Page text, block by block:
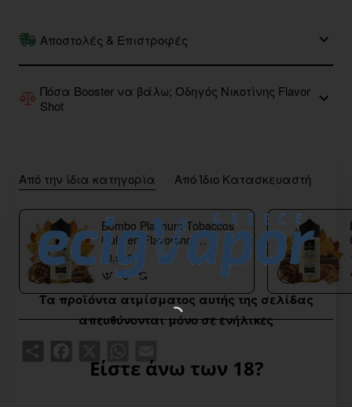
Τα προϊόντα ατμίσματος αυτής της σελίδας
απευθύνονται μόνο σε ενήλικες
Είστε άνω των 18?
Αποστολές & Επιστροφές
Πόσα Booster να βάλω; Οδηγός Νικοτίνης Flavor
Shot
Από την ίδια κατηγορία Από Ίδιο Κατασκευαστή
Bombo Platinum Tobaccos
Culmen Flavorshot
40/120ml
18,90€